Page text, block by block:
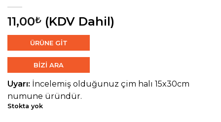
11,00₺ (KDV Dahil)
ÜRÜNE GİT
BİZİ ARA
Uyarı: İncelemiş olduğunuz çim halı 15x30cm
numune üründür.
Stokta yok